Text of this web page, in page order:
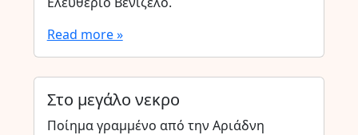
Read more »
Στο μεγάλο νεκρο
Ποίημα γραμμένο από την Αριάδνη